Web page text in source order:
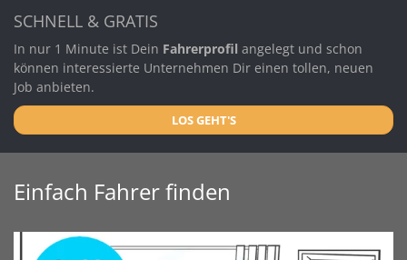
SCHNELL & GRATIS
In nur 1 Minute ist Dein Fahrerprofil angelegt und schon
können interessierte Unternehmen Dir einen tollen, neuen
Job anbieten.
LOS GEHT'S
Einfach Fahrer finden